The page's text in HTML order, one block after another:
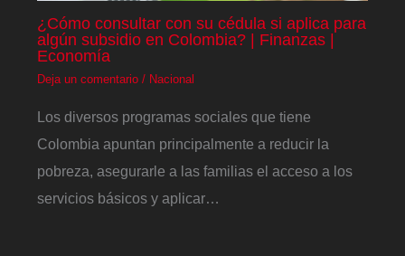
¿Cómo consultar con su cédula si aplica para
algún subsidio en Colombia? | Finanzas |
Economía
Deja un comentario / Nacional
Los diversos programas sociales que tiene
Colombia apuntan principalmente a reducir la
pobreza, asegurarle a las familias el acceso a los
servicios básicos y aplicar…